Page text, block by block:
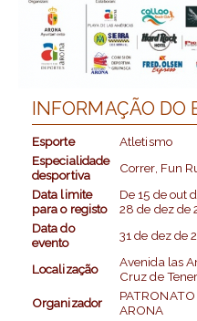
INFORMAÇÃO DO
Esporte
Atletismo
Especialidade
desportiva
Correr, Fun
Data limite
para o registo
De15 de out
28 de dez de
Data do
evento
31 de dez de
Localização
Avenida las
Cruz de
Organizador
ARONA